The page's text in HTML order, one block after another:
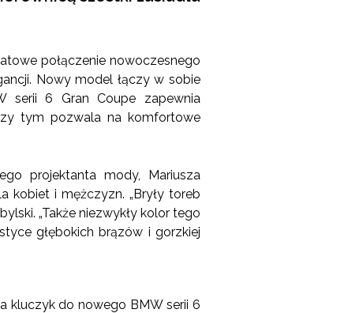
połączenie nowoczesnego
Nowy model łączy w sobie
serii 6 Gran Coupe zapewnia
tym pozwala na komfortowe
projektanta mody, Mariusza
kobiet i mężczyzn. „Bryły toreb
„Także niezwykły kolor tego
głębokich brązów i gorzkiej
kluczyk do nowego BMW serii 6